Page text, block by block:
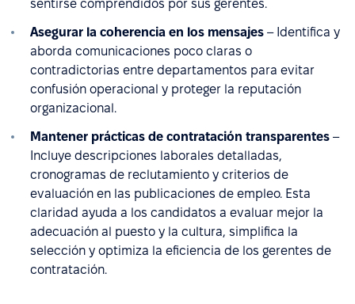
sentirse comprendidos por sus gerentes.
Asegurar la coherencia en los mensajes – Identifica y
aborda comunicaciones poco claras o
contradictorias entre departamentos para evitar
confusión operacional y proteger la reputación
organizacional.
Mantener prácticas de contratación transparentes –
Incluye descripciones laborales detalladas,
cronogramas de reclutamiento y criterios de
evaluación en las publicaciones de empleo. Esta
claridad ayuda a los candidatos a evaluar mejor la
adecuación al puesto y la cultura, simplifica la
selección y optimiza la eficiencia de los gerentes de
contratación.